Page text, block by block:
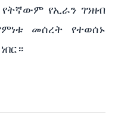
የኢራን ገንዘብ
መሰረት የተወሰኑ